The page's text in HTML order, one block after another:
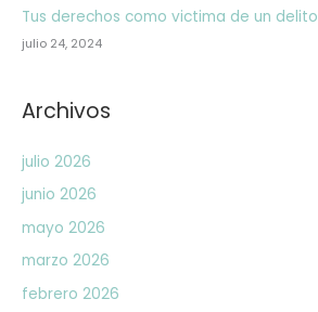
Tus derechos como victima de un delito
julio 24, 2024
Archivos
julio 2026
junio 2026
mayo 2026
marzo 2026
febrero 2026